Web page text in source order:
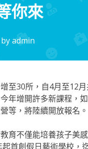
你來
byadmin
至30所，自4月至12
年增開許多新課程，
等，將陸續開放報名。
育不僅能培養孩子美
首創假日藝術學校，